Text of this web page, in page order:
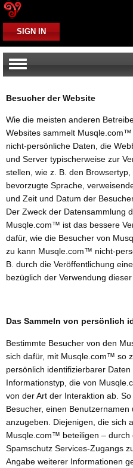
SIGN IN
Besucher der Website
Wie die meisten anderen
Websites sammelt
nicht-persönliche Daten, die
und Server typischerweise zur
stellen, wie z. B. den Browsertyp,
bevorzugte Sprache,
und Zeit und Datum der
Der Zweck der Datensammlung
Musqle.com™ ist das bessere
dafür, wie die Besucher von
zu kann Musqle.com™ nicht-
B. durch die Veröffentlichung
bezüglich der Verwendung
Das Sammeln von persönlich
Bestimmte Besucher von den
sich dafür, mit Musqle.com™ so
persönlich identifizierbarer
Informationstyp, die von
von der Art der Interaktion ab.
Besucher, einen
anzugeben. Diejenigen, die sich
Musqle.com™ beteiligen – durch
Spamschutz Services-Zugangs
Angabe weiterer Informationen